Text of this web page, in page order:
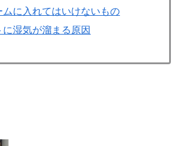
ムに入れてはいけないもの
に湿気が溜まる原因